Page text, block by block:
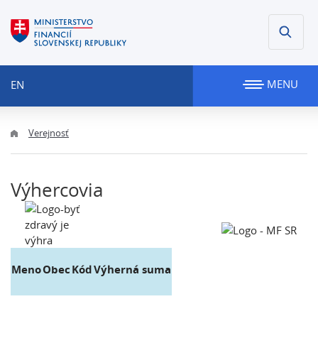
EN MENU
Verejnosť
Výhercovia
MenoObecKódVýherná suma